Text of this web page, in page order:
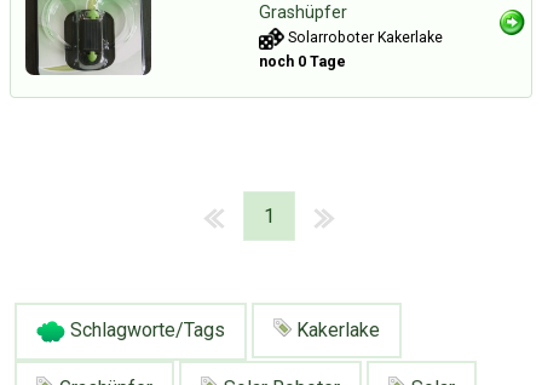
Grashüpfer
Solarroboter Kakerlake
noch 0 Tage
1
Schlagworte/Tags Kakerlake